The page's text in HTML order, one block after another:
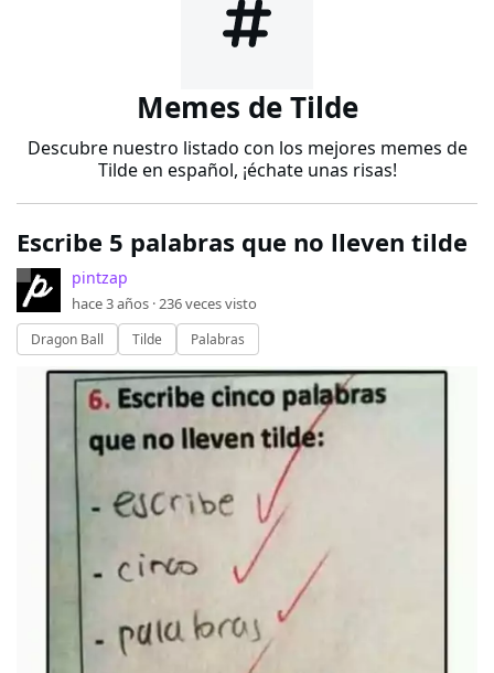
Memes de Tilde
Descubre nuestro listado con los mejores memes de
Tilde en español, ¡échate unas risas!
Escribe 5 palabras que no lleven tilde
pintzap
hace 3 años ·236veces visto
Dragon Ball Tilde Palabras